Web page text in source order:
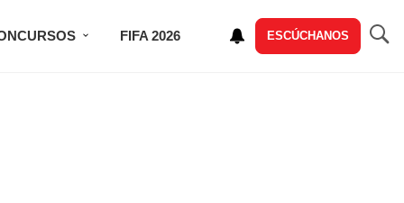
FIFA 2026 ESCÚCHANOS